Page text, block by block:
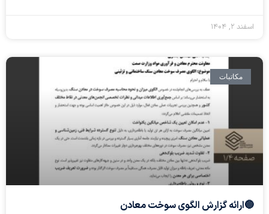
اسفند ۲, ۱۴۰۴
مکاتبات
🔵ارائه گزارش الگوی سوخت معادن